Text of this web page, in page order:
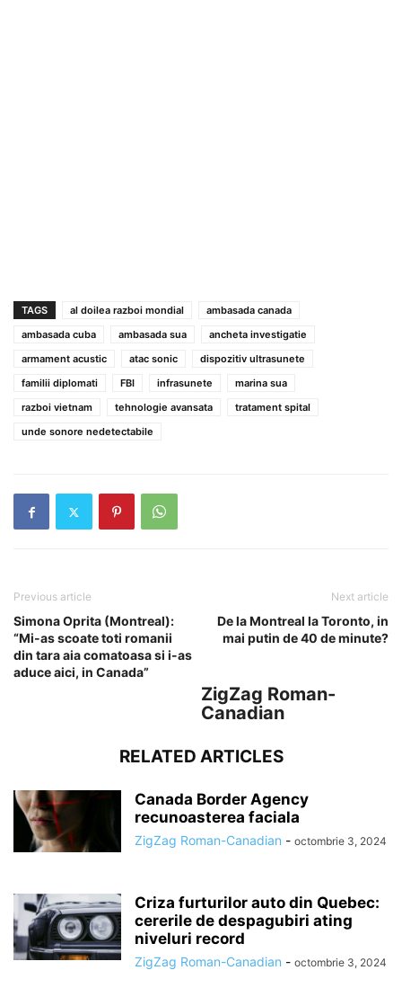
TAGS al doilea razboi mondial
ambasada canada
ambasada cuba
ambasada sua
ancheta investigatie
armament acustic
atac sonic
dispozitiv ultrasunete
familii diplomati
FBI infrasunete
marina sua
razboi vietnam
tehnologie avansata
tratament spital
unde sonore nedetectabile
Previous article
Simona Oprita (Montreal):
“Mi-as scoate toti romanii
din tara aia comatoasa si i-as
aduce aici, in Canada”
Next article
De la Montreal la Toronto, in
mai putin de 40 de minute?
ZigZag Roman-
Canadian
RELATED ARTICLES
Canada Border Agency
recunoasterea faciala
ZigZag Roman-Canadian - octombrie 3, 2024
Criza furturilor auto din Quebec:
cererile de despagubiri ating
niveluri record
ZigZag Roman-Canadian - octombrie 3, 2024